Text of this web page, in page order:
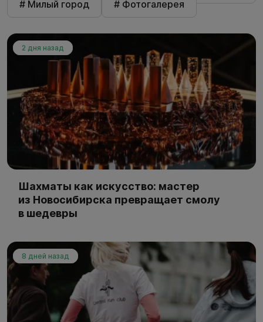
# Милый город # Фотогалерея
2 дня назад
Шахматы как искусство: мастер
из Новосибирска превращает смолу
в шедевры
8 дней назад